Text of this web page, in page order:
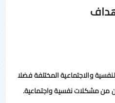
والاجتماعية المختلفة فضلا
من مشكلات نفسية واجتماعية.